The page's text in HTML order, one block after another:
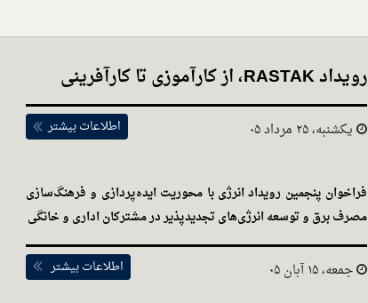
رویداد RASTAK، از کارآموزی تا کارآفرینی
یکشنبه، ۲۵ مرداد ۰۵ اطلاعات بیشتر
فراخوان پنجمین رویداد انرژی با محوریت ایده‌پردازی و فرهنگ‌سازی
مصرف برق و توسعه انرژی‌های تجدیدپذیر در مشترکان اداری و خانگی
جمعه، ۱۵ آبان ۰۵ اطلاعات بیشتر